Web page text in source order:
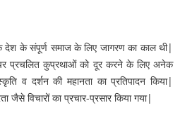
देश के संपूर्ण समाज के लिए जागरण का काल थी|
प्रचलित कुप्रथाओं को दूर करने के लिए अनेक
व दर्शन की महानता का प्रतिपादन किया|
जैसे विचारों का प्रचार-प्रसार किया गया|